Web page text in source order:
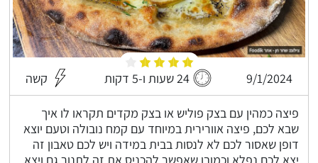
9/1/2024 24 שעות ו-5 דקות קשה
פיצה כמהין עם בצק פוליש או בצק מקדים תקראו לו איך
שבא לכם, פיצה אוורירית במיוחד עם קמח נובולה וטעם יוצא
דופן שאסור לכם לא לנסות בבית במידה ויש לכם טאבון זה
יצא לכם נפלא וכמובן שאפשר להכניס את זה לתנור גם ויצא